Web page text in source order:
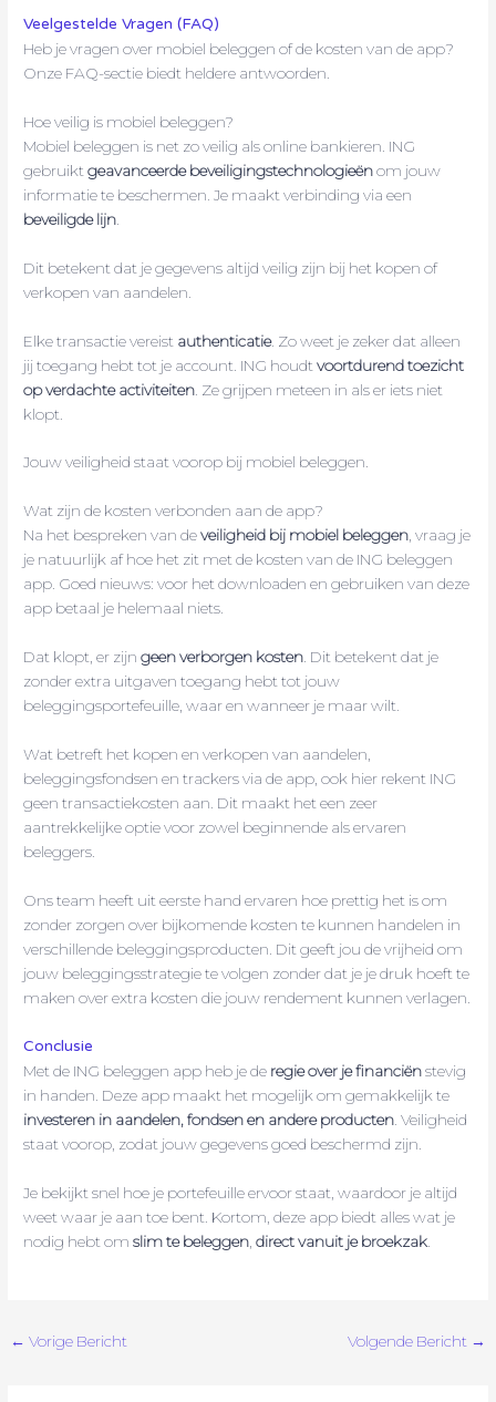
Veelgestelde Vragen (FAQ)
Heb je vragen over mobiel beleggen of de kosten van de app?
Onze FAQ-sectie biedt heldere antwoorden.
Hoe veilig is mobiel beleggen?
Mobiel beleggen is net zo veilig als online bankieren. ING
gebruiktgeavanceerde beveiligingstechnologieënom jouw
informatie te beschermen. Je maakt verbinding via een
beveiligde lijn
Dit betekent dat je gegevens altijd veilig zijn bij het kopen of
verkopen van aandelen.
Elke transactie vereist authenticatie. Zo weet je zeker dat alleen
jij toegang hebt tot je account. ING houdtvoortdurend toezicht
op verdachte activiteiten . Ze grijpen meteen in als er iets niet
klopt.
Jouw veiligheid staat voorop bij mobiel beleggen.
Wat zijn de kosten verbonden aan de app?
Na het bespreken van deveiligheid bij mobiel beleggen, vraag je
je natuurlijk af hoe het zit met de kosten van de ING beleggen
app. Goed nieuws: voor het downloaden en gebruiken van deze
app betaal je helemaal niets.
Dat klopt, er zijngeen verborgen kosten . Dit betekent dat je
zonder extra uitgaven toegang hebt tot jouw
beleggingsportefeuille, waar en wanneer je maar wilt.
Wat betreft het kopen en verkopen van aandelen,
beleggingsfondsen en trackers via de app, ook hier rekent ING
geen transactiekosten aan. Dit maakt het een zeer
aantrekkelijke optie voor zowel beginnende als ervaren
beleggers.
Ons team heeft uit eerste hand ervaren hoe prettig het is om
zonder zorgen over bijkomende kosten te kunnen handelen in
verschillende beleggingsproducten. Dit geeft jou de vrijheid om
jouw beleggingsstrategie te volgen zonder dat je je druk hoeft te
maken over extra kosten die jouw rendement kunnen verlagen.
Conclusie
Met de ING beleggen app heb je de regie over je financiënstevig
in handen. Deze app maakt het mogelijk om gemakkelijk te
investeren in aandelen, fondsen en andere producten . Veiligheid
staat voorop, zodat jouw gegevens goed beschermd zijn.
Je bekijkt snel hoe je portefeuille ervoor staat, waardoor je altijd
weet waar je aan toe bent. Kortom, deze app biedt alles wat je
nodig hebt omslim te beleggen ,direct vanuit je broekzak
← Vorige Bericht Volgende Bericht →